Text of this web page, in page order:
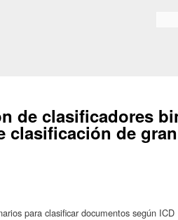
de clasificadores
clasificación de
para clasificar documentos según ICD